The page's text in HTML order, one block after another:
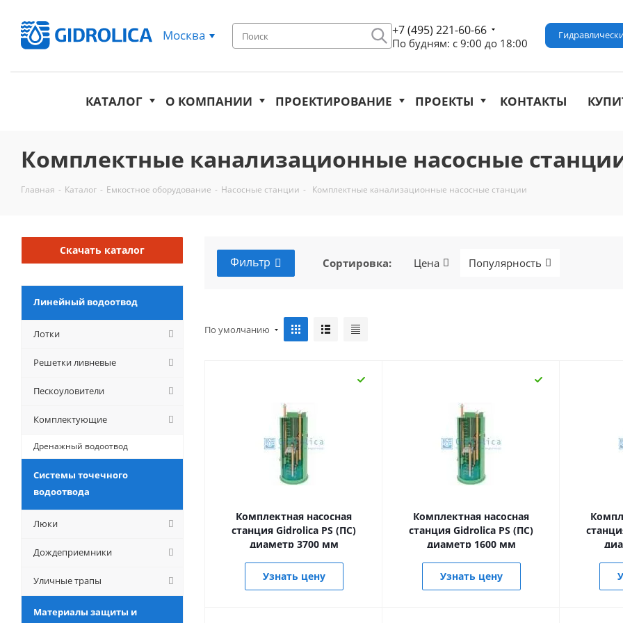
Москва +7 (495) 221-60-66
По будням: с 9:00 до 18:00
КАТАЛОГ О КОМПАНИИ ПРОЕКТИРОВАНИЕ ПРОЕКТЫ КОНТАКТЫ
Комплектные канализационные насосные
Главная - Каталог - Емкостное оборудование - Насосные станции - Комплектные канализационные насосные станции
Фильтр Сортировка: Цена Популярность
По умолчанию
Комплектная насосная
станция Gidrolica PS (ПС)
диаметр 3700 мм
Узнать цену
Комплектная насосная
станция Gidrolica PS (ПС)
диаметр 1600 мм
Узнать цену
Скачать каталог
Линейный водоотвод
Лотки
Решетки ливневые
Пескоуловители
Комплектующие
Дренажный водоотвод
Системы точечного
водоотвода
Люки
Дождеприемники
Уличные трапы
Материалы защиты и